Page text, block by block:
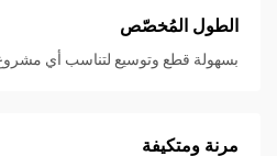
الطول المُخصّص
بسهولة قطع وتوسيع لتناسب أي
مرنة ومتكيفة